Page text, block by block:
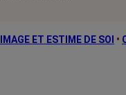
IMAGE ET ESTIME DE SOI •